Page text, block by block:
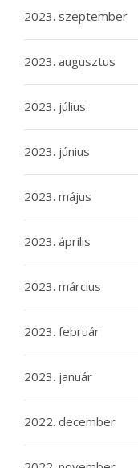
2023. szeptember
2023. augusztus
2023. július
2023. június
2023. május
2023. április
2023. március
2023. február
2023. január
2022. december